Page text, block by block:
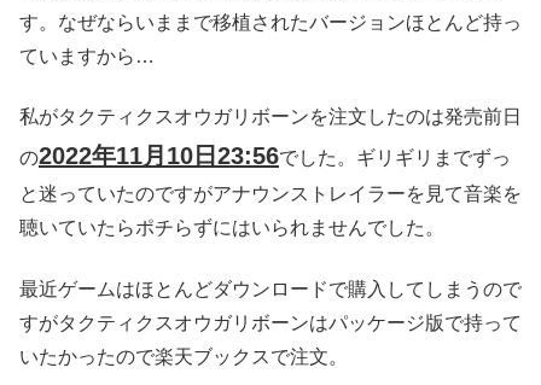
す。なぜならいままで移植されたバージョンほとんど持っ
ていますから…
私がタクティクスオウガリボーンを注文したのは発売前日
の2022年11月10日23:56でした。ギリギリまでずっ
と迷っていたのですがアナウンストレイラーを見て音楽を
聴いていたらポチらずにはいられませんでした。
最近ゲームはほとんどダウンロードで購入してしまうので
すがタクティクスオウガリボーンはパッケージ版で持って
いたかったので楽天ブックスで注文。